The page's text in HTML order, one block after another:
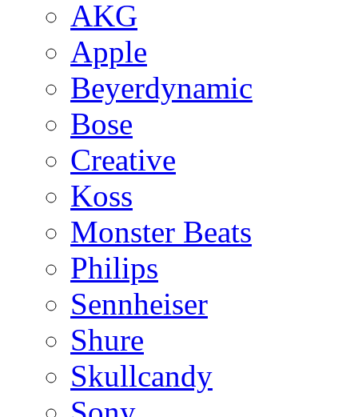
AKG
Apple
Beyerdynamic
Bose
Creative
Koss
Monster Beats
Philips
Sennheiser
Shure
Skullcandy